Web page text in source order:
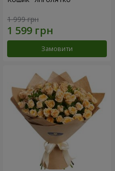
1 999 грн
Замовити